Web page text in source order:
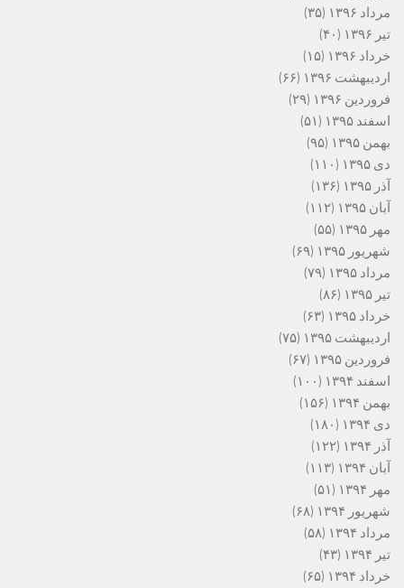
مرداد ۱۳۹۶
(۳۵)
تیر ۱۳۹۶
(۴۰)
خرداد ۱۳۹۶
(۱۵)
اردیبهشت ۱۳۹۶
(۶۶)
فروردین ۱۳۹۶
(۲۹)
اسفند ۱۳۹۵
(۵۱)
بهمن ۱۳۹۵
(۹۵)
دی ۱۳۹۵
(۱۱۰)
آذر ۱۳۹۵
(۱۳۶)
آبان ۱۳۹۵
(۱۱۲)
مهر ۱۳۹۵
(۵۵)
شهریور ۱۳۹۵
(۶۹)
مرداد ۱۳۹۵
(۷۹)
تیر ۱۳۹۵
(۸۶)
خرداد ۱۳۹۵
(۶۳)
اردیبهشت ۱۳۹۵
(۷۵)
فروردین ۱۳۹۵
(۶۷)
اسفند ۱۳۹۴
(۱۰۰)
بهمن ۱۳۹۴
(۱۵۶)
دی ۱۳۹۴
(۱۸۰)
آذر ۱۳۹۴
(۱۲۲)
آبان ۱۳۹۴
(۱۱۳)
مهر ۱۳۹۴
(۵۱)
شهریور ۱۳۹۴
(۶۸)
مرداد ۱۳۹۴
(۵۸)
تیر ۱۳۹۴
(۴۳)
خرداد ۱۳۹۴
(۶۵)